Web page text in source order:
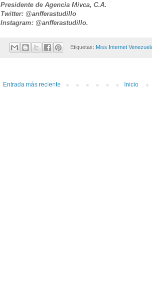
Presidente de Agencia Mivca, C.A.
Twitter: @anfferastudillo
Instagram: @anfferastudillo.
Etiquetas: Miss Internet
Entrada más reciente Inicio